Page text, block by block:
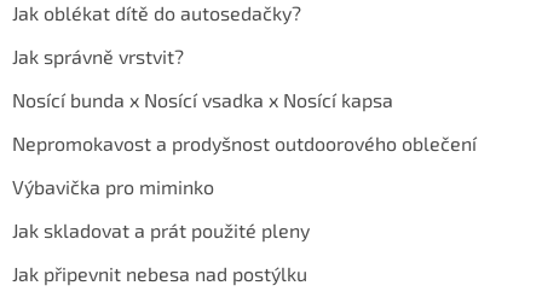
Jak oblékat dítě do autosedačky?
Jak správně vrstvit?
Nosící bunda x Nosící vsadka x Nosící kapsa
Nepromokavost a prodyšnost outdoorového oblečení
Výbavička pro miminko
Jak skladovat a prát použité pleny
Jak připevnit nebesa nad postýlku